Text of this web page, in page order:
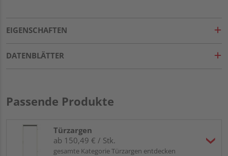
EIGENSCHAFTEN
DATENBLÄTTER
Passende Produkte
Türzargen
ab 150,49 € / Stk.
gesamte Kategorie Türzargen entdecken